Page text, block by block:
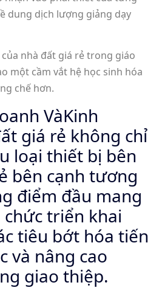
dung dịch lượng giảng dạy
nhà đất giá rẻ trong giáo
một cầm vắt hệ học sinh hóa
chế hơn.
VàKinh
giá rẻ không chỉ
loại thiết bị bên
bên cạnh tương
điểm đầu mang
triển khai
tiêu bớt hóa tiến
và nâng cao
giao thiệp.